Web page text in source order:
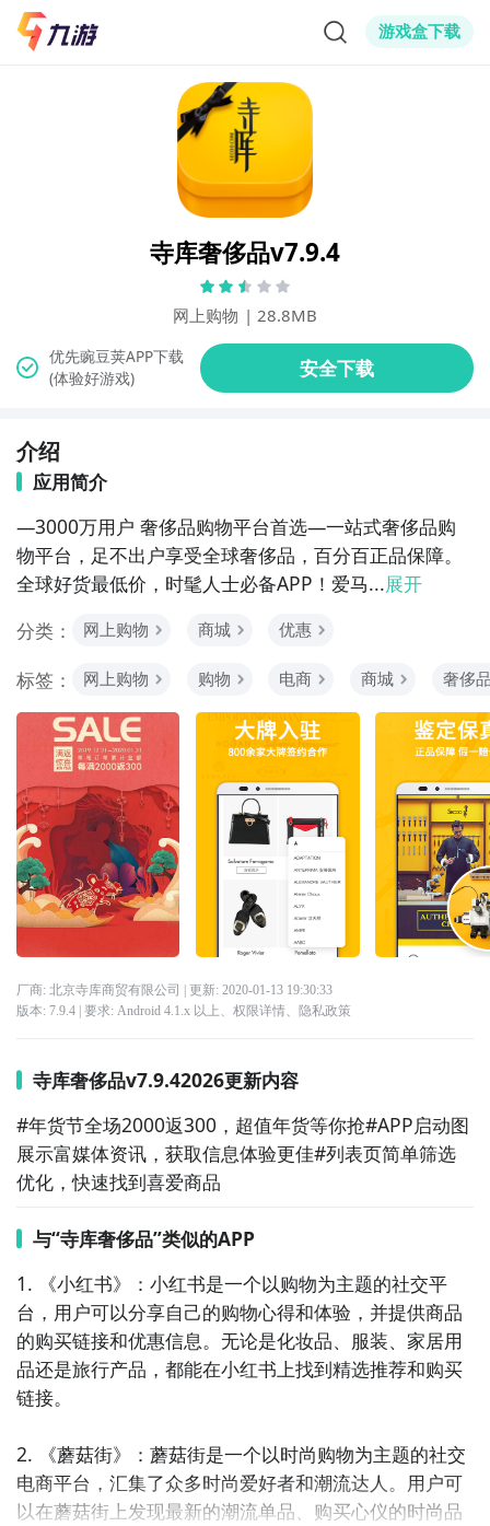
游戏盒下载
寺库奢侈品v7.9.4
网上购物 | 28.8MB
(体验好游戏)
介绍
应用简介
—3000万用户 奢侈品购物平台首选—一站式奢侈品购
物平台，足不出户享受全球奢侈品，百分百正品保障。
全球好货最低价，时髦人士必备APP！爱马...展开
分类：
网上购物 商城 优惠
标签： 网上购物 购物 电商 商城 奢侈
厂商: 北京寺库商贸有限公司 | 更新: 2020-01-13 19:30:33
版本: 7.9.4| 要求: Android 4.1.x 以上、 权限详情、 隐私政策
寺库奢侈品v7.9.42026更新内容
#年货节全场2000返300，超值年货等你抢#APP启动图
展示富媒体资讯，获取信息体验更佳#列表页简单筛选
优化，快速找到喜爱商品
与“寺库奢侈品”类似的APP
1. 《小红书》：小红书是一个以购物为主题的社交平
台，用户可以分享自己的购物心得和体验，并提供商品
的购买链接和优惠信息。无论是化妆品、服装、家居用
品还是旅行产品，都能在小红书上找到精选推荐和购买
链接。
2. 《蘑菇街》：蘑菇街是一个以时尚购物为主题的社交
电商平台，汇集了众多时尚爱好者和潮流达人。用户可
以在蘑菇街上发现最新的潮流单品、购买心仪的时尚品